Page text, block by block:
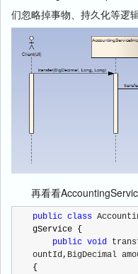
们忽略掉事物、持久化等逻
再看看
public class
gService {
public void
ountId,BigDecimal
{